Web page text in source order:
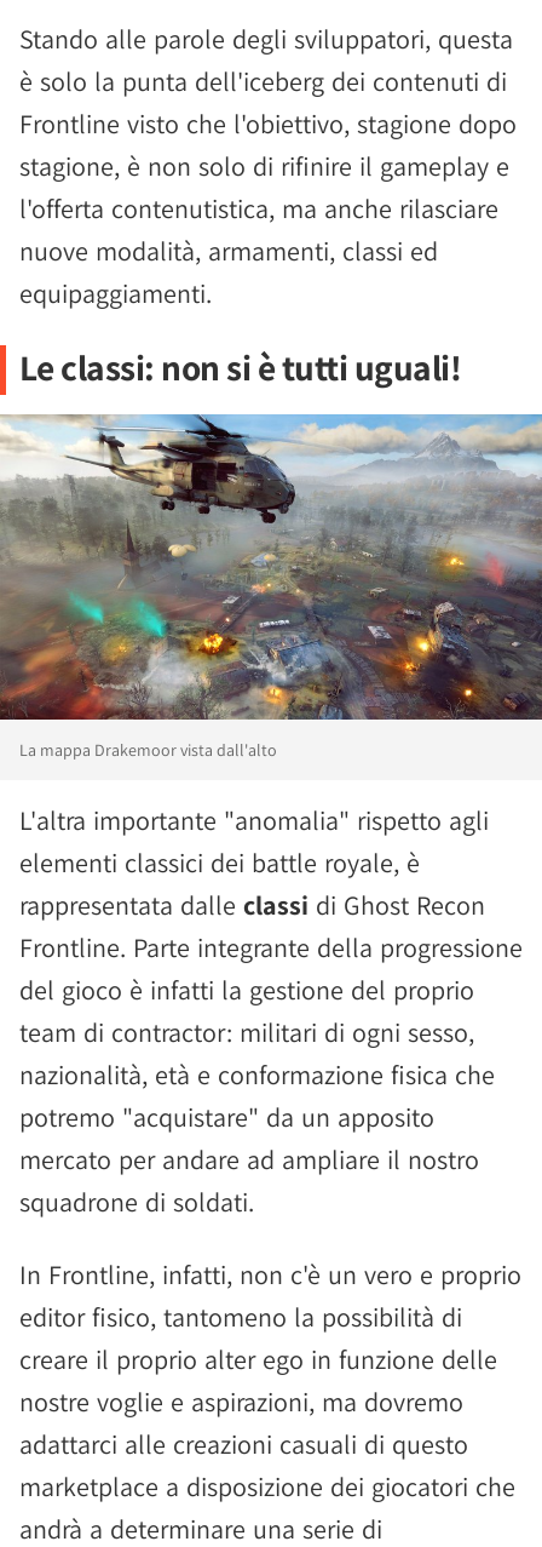
Stando alle parole degli sviluppatori, questa
è solo la punta dell'iceberg dei contenuti di
Frontline visto che l'obiettivo, stagione dopo
stagione, è non solo di rifinire il gameplay e
l'offerta contenutistica, ma anche rilasciare
nuove modalità, armamenti, classi ed
equipaggiamenti.
Le classi: non si è tutti uguali!
La mappa Drakemoor vista dall'alto
L'altra importante "anomalia" rispetto agli
elementi classici dei battle royale, è
rappresentata dalle classi di Ghost Recon
Frontline. Parte integrante della progressione
del gioco è infatti la gestione del proprio
team di contractor: militari di ogni sesso,
nazionalità, età e conformazione fisica che
potremo "acquistare" da un apposito
mercato per andare ad ampliare il nostro
squadrone di soldati.
In Frontline, infatti, non c'è un vero e proprio
editor fisico, tantomeno la possibilità di
creare il proprio alter ego in funzione delle
nostre voglie e aspirazioni, ma dovremo
adattarci alle creazioni casuali di questo
marketplace a disposizione dei giocatori che
andrà a determinare una serie di